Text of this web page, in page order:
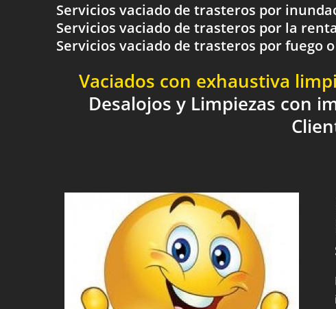
Servicios vaciado de trasteros por
Servicios vaciado de trasteros por la
Servicios vaciado de trasteros por fuego
Vaciados con exhaustiva
Desalojos y Limpiezas con